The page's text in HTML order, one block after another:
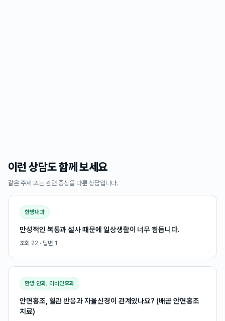
이런 상담도 함께 보세요
같은 주제 또는 관련 증상을 다룬 상담입니다.
한방내과
만성적인 복통과 설사 때문에 일상생활이 너무 힘듭니다.
조회 22 · 답변 1
한방 안과, 이비인후과
안면홍조, 혈관 반응과 자율신경이 관계있나요? (배곧 안면홍조
치료)